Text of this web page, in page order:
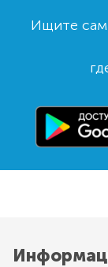
Ищите